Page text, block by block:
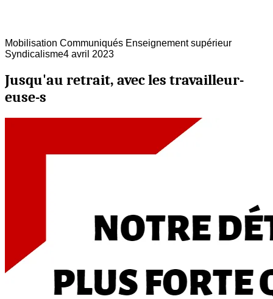
Mobilisation Communiqués Enseignement supérieur
Syndicalisme4 avril 2023
Jusqu'au retrait, avec les travailleur-
euse-s